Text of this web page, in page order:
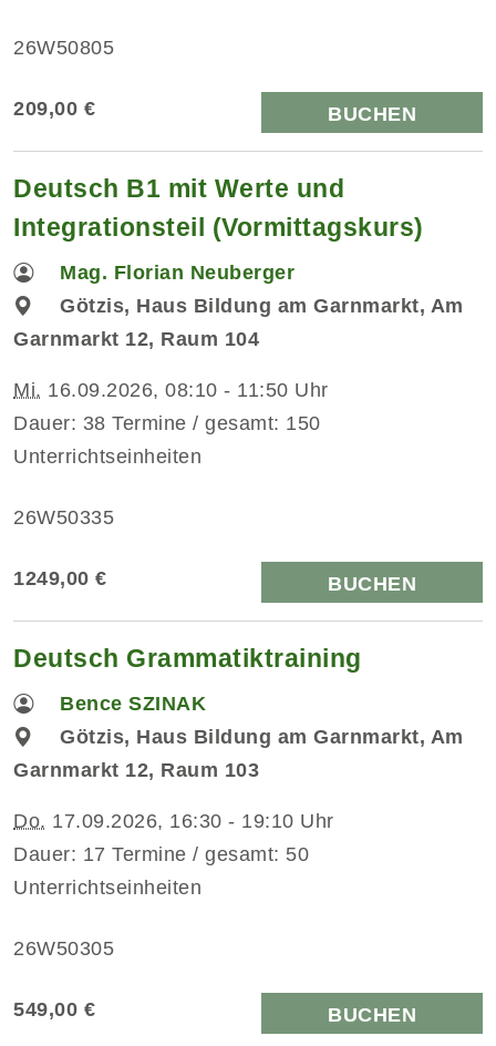
26W50805
209,00 € BUCHEN
Deutsch B1 mit Werte und
Integrationsteil (Vormittagskurs)
Mag. Florian Neuberger
Götzis, Haus Bildung am Garnmarkt, Am
Garnmarkt 12, Raum 104
Mi. 16.09.2026, 08:10 - 11:50 Uhr
Dauer: 38 Termine / gesamt: 150
Unterrichtseinheiten
26W50335
1249,00 € BUCHEN
Deutsch Grammatiktraining
Bence SZINAK
Götzis, Haus Bildung am Garnmarkt, Am
Garnmarkt 12, Raum 103
Do. 17.09.2026, 16:30 - 19:10 Uhr
Dauer: 17 Termine / gesamt: 50
Unterrichtseinheiten
26W50305
549,00 € BUCHEN